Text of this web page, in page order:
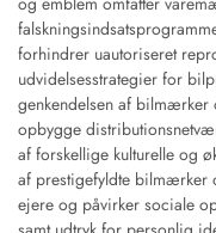
forhindrer uautoriseret
udvidelsesstrategier for
genkendelsen af
opbygge
af forskellige kulturelle og
af prestigefyldte bilmærker
ejere og påvirker sociale